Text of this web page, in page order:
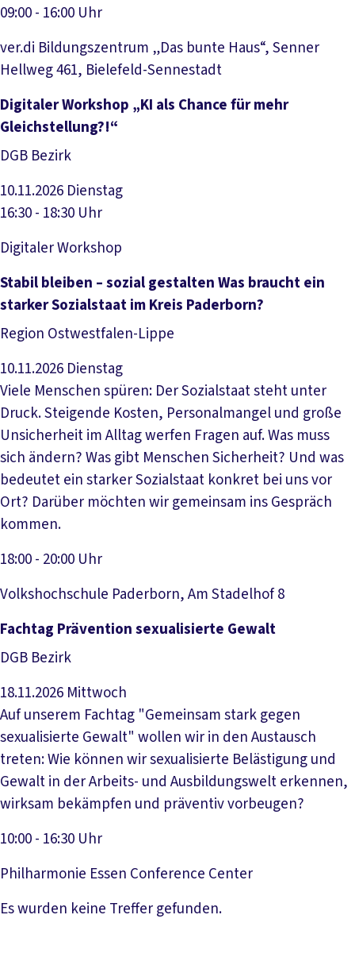
09:00 - 16:00 Uhr
ver.di Bildungszentrum „Das bunte Haus“, Senner
Hellweg 461, Bielefeld-Sennestadt
Veranstaltung anzeigen
Digitaler Workshop „KI als Chance für mehr
Gleichstellung?!“
DGB Bezirk
10.11.2026 Dienstag
16:30 - 18:30 Uhr
Digitaler Workshop
Veranstaltung anzeigen
Stabil bleiben – sozial gestalten Was braucht ein
starker Sozialstaat im Kreis Paderborn?
Region Ostwestfalen-Lippe
10.11.2026 Dienstag
Viele Menschen spüren: Der Sozialstaat steht unter
Druck. Steigende Kosten, Personalmangel und große
Unsicherheit im Alltag werfen Fragen auf. Was muss
sich ändern? Was gibt Menschen Sicherheit? Und was
bedeutet ein starker Sozialstaat konkret bei uns vor
Ort? Darüber möchten wir gemeinsam ins Gespräch
kommen.
18:00 - 20:00 Uhr
Volkshochschule Paderborn, Am Stadelhof 8
Veranstaltung anzeigen
Fachtag Prävention sexualisierte Gewalt
DGB Bezirk
18.11.2026 Mittwoch
Auf unserem Fachtag "Gemeinsam stark gegen
sexualisierte Gewalt" wollen wir in den Austausch
treten: Wie können wir sexualisierte Belästigung und
Gewalt in der Arbeits- und Ausbildungswelt erkennen,
wirksam bekämpfen und präventiv vorbeugen?
10:00 - 16:30 Uhr
Philharmonie Essen Conference Center
Veranstaltung anzeigen
Es wurden keine Treffer gefunden.